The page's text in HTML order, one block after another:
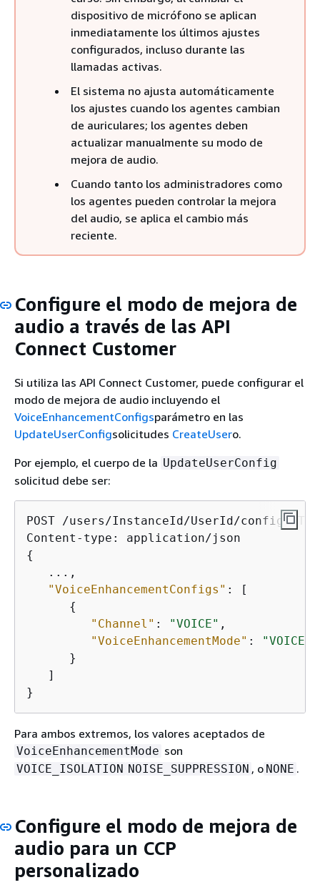
dispositivo de micrófono se aplican
inmediatamente los últimos ajustes
configurados, incluso durante las
llamadas activas.
El sistema no ajusta automáticamente
los ajustes cuando los agentes cambian
de auriculares; los agentes deben
actualizar manualmente su modo de
mejora de audio.
Cuando tanto los administradores como
los agentes pueden controlar la mejora
del audio, se aplica el cambio más
reciente.
Configure el modo de mejora de
audio a través de las API
Connect Customer
Si utiliza las API Connect Customer, puede configurar el
modo de mejora de audio incluyendo el
VoiceEnhancementConfigsparámetro en las
UpdateUserConfigsolicitudes CreateUsero.
Por ejemplo, el cuerpo de la UpdateUserConfig
solicitud debe ser:
POST /users/InstanceId/UserId/config
{
   ...,
"VoiceEnhancementConfigs" : [
{
"Channel" : "VOICE" ,
"VoiceEnhancementMode" :
      }
   ]
}
Para ambos extremos, los valores aceptados de
VoiceEnhancementMode son
VOICE_ISOLATION NOISE_SUPPRESSION , o NONE .
Configure el modo de mejora de
audio para un CCP
personalizado